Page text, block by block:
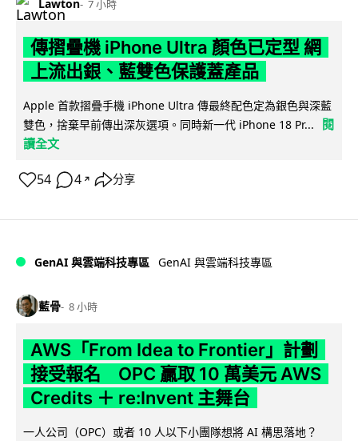
Lawton 7 小時
傳摺疊機 iPhone Ultra 顏色已定型 網
上流出銀、藍雙色保護蓋產品
Apple 首款摺疊手機 iPhone Ultra 傳最終配色定為銀色與深藍
雙色，捨棄早前傳出深灰選項。同時新一代 iPhone 18 Pr...
閱
讀全文
54 4 ↗ 分享
GenAI 與雲端科技專區 GenAI 與雲端科技專區
藍骨 8 小時
AWS「From Idea to Frontier」計劃
接受報名 OPC 贏取 10 萬美元 AWS
Credits ＋ re:Invent 主舞台
一人公司（OPC）或者 10 人以下小團隊想將 AI 構思落地？